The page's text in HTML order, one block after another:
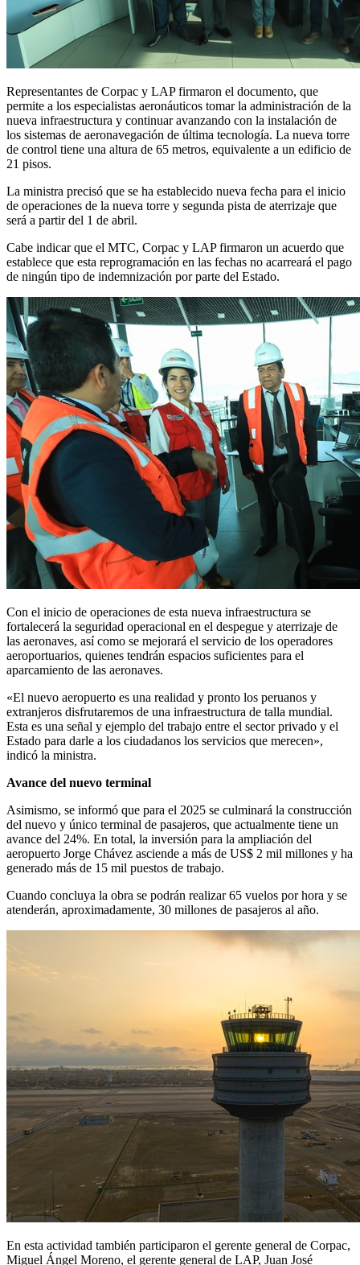
Representantes de Corpac y LAP firmaron el documento, que
permite a los especialistas aeronáuticos tomar la administración de la
nueva infraestructura y continuar avanzando con la instalación de
los sistemas de aeronavegación de última tecnología. La nueva torre
de control tiene una altura de 65 metros, equivalente a un edificio de
21 pisos.
La ministra precisó que se ha establecido nueva fecha para el inicio
de operaciones de la nueva torre y segunda pista de aterrizaje que
será a partir del 1 de abril.
Cabe indicar que el MTC, Corpac y LAP firmaron un acuerdo que
establece que esta reprogramación en las fechas no acarreará el pago
de ningún tipo de indemnización por parte del Estado.
Con el inicio de operaciones de esta nueva infraestructura se
fortalecerá la seguridad operacional en el despegue y aterrizaje de
las aeronaves, así como se mejorará el servicio de los operadores
aeroportuarios, quienes tendrán espacios suficientes para el
aparcamiento de las aeronaves.
«El nuevo aeropuerto es una realidad y pronto los peruanos y
extranjeros disfrutaremos de una infraestructura de talla mundial.
Esta es una señal y ejemplo del trabajo entre el sector privado y el
Estado para darle a los ciudadanos los servicios que merecen»,
indicó la ministra.
Avance del nuevo terminal
Asimismo, se informó que para el 2025 se culminará la construcción
del nuevo y único terminal de pasajeros, que actualmente tiene un
avance del 24%. En total, la inversión para la ampliación del
aeropuerto Jorge Chávez asciende a más de US$ 2 mil millones y ha
generado más de 15 mil puestos de trabajo.
Cuando concluya la obra se podrán realizar 65 vuelos por hora y se
atenderán, aproximadamente, 30 millones de pasajeros al año.
En esta actividad también participaron el gerente general de Corpac,
Miguel Ángel Moreno, el gerente general de LAP, Juan José